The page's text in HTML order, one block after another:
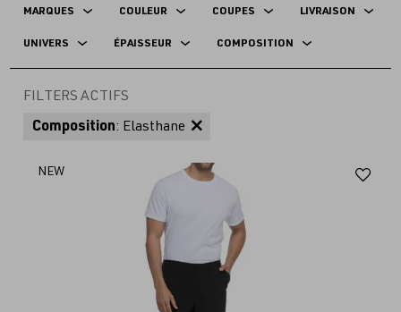
MARQUES COULEUR COUPES LIVRAISON
UNIVERS ÉPAISSEUR COMPOSITION
FILTERS ACTIFS
Composition: Elasthane
NEW